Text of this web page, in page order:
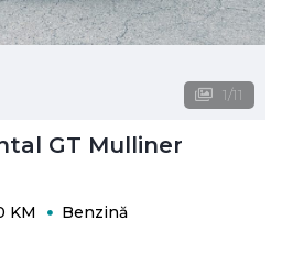
1/11
GT Mulliner
KM Benzină